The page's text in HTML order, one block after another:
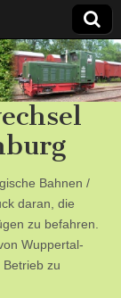
Bahnen /
daran, die
zu befahren.
Wuppertal-
zu